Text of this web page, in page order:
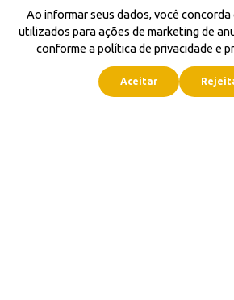
Ao informar seus dados, você concorda
utilizados para ações de marketing de
conforme a política de privacidade e
Aceitar